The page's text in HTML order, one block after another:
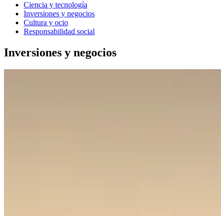
Ciencia y tecnología
Inversiones y negocios
Cultura y ocio
Responsabilidad social
Inversiones y negocios